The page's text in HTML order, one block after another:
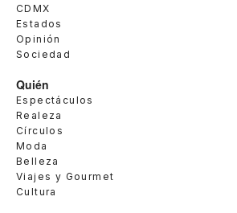
CDMX
Estados
Opinión
Sociedad
Quién
Espectáculos
Realeza
Círculos
Moda
Belleza
Viajes y Gourmet
Cultura